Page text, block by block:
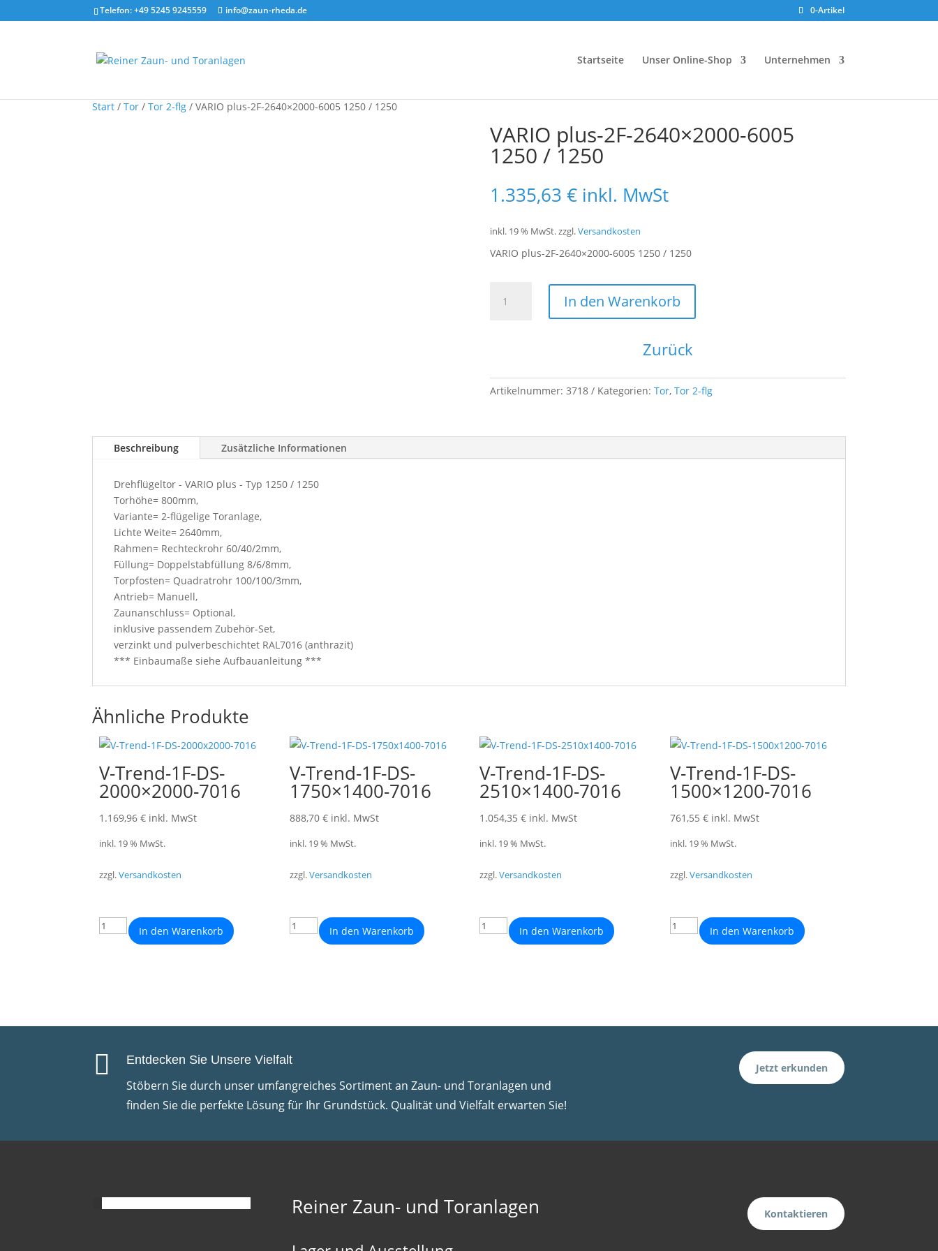
Telefon: +49 5245 9245559 info@zaun-rheda.de 0-Artikel
Startseite Unser Online-Shop Unternehmen
Start / Tor / Tor 2-flg / VARIO plus-2F-2640×2000-6005 1250 / 1250
VARIO plus-2F-2640×2000-6005
1250 / 1250
1.335,63 € inkl. MwSt
inkl. 19 % MwSt.zzgl.Versandkosten
VARIO plus-2F-2640×2000-6005 1250 / 1250
plus-
/
In den Warenkorb
Zurück
Artikelnummer: 3718 Kategorien: Tor, Tor 2-flg
Beschreibung Zusätzliche Informationen
Drehflügeltor - VARIO plus - Typ 1250 / 1250
Torhöhe= 800mm,
Variante= 2-flügelige Toranlage,
Lichte Weite= 2640mm,
Rahmen= Rechteckrohr 60/40/2mm,
Füllung= Doppelstabfüllung 8/6/8mm,
Torpfosten= Quadratrohr 100/100/3mm,
Antrieb= Manuell,
Zaunanschluss= Optional,
inklusive passendem Zubehör-Set,
verzinkt und pulverbeschichtet RAL7016 (anthrazit)
*** Einbaumaße siehe Aufbauanleitung ***
Ähnliche Produkte
V-Trend-1F-DS-
2000×2000-7016
1.169,96 € inkl. MwSt
inkl. 19 % MwSt.
zzgl.Versandkosten
In den Warenkorb
V-Trend-1F-DS-
1750×1400-7016
888,70 € inkl. MwSt
inkl. 19 % MwSt.
zzgl.Versandkosten
In den Warenkorb
V-Trend-1F-DS-
2510×1400-7016
1.054,35 € inkl. MwSt
inkl. 19 % MwSt.
zzgl.Versandkosten
In den Warenkorb
V-Trend-1F-DS-
1500×1200-7016
761,55 € inkl. MwSt
inkl. 19 % MwSt.
zzgl.Versandkosten
In den Warenkorb
 Entdecken Sie Unsere Vielfalt
Stöbern Sie durch unser umfangreiches Sortiment an Zaun- und Toranlagen und
finden Sie die perfekte Lösung für Ihr Grundstück. Qualität und Vielfalt erwarten Sie!
Jetzt erkunden
Reiner Zaun- und Toranlagen Kontaktieren